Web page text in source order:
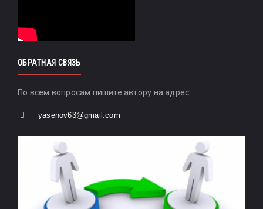
ОБРАТНАЯ СВЯЗЬ
По всем вопросам пишите автору на адрес:
yasenov63@gmail.com